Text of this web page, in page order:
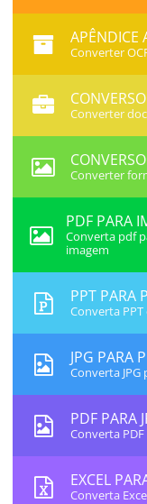
APÊNDICE
Converter
Converter
Converter
PDF PARA
Converta pdf
imagem
PPT PARA
Converta PPT
JPG PARA
Converta JPG
PDF PARA
Converta PDF
EXCEL
Converta